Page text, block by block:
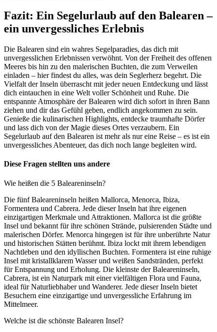
Fazit: Ein Segelurlaub auf den Balearen –
ein unvergessliches Erlebnis
Die Balearen sind ein wahres Segelparadies, das dich mit
unvergesslichen Erlebnissen verwöhnt. Von der Freiheit des offenen
Meeres bis hin zu den malerischen Buchten, die zum Verweilen
einladen – hier findest du alles, was dein Seglerherz begehrt. Die
Vielfalt der Inseln überrascht mit jeder neuen Entdeckung und lässt
dich eintauchen in eine Welt voller Schönheit und Ruhe. Die
entspannte Atmosphäre der Balearen wird dich sofort in ihren Bann
ziehen und dir das Gefühl geben, endlich angekommen zu sein.
Genieße die kulinarischen Highlights, entdecke traumhafte Dörfer
und lass dich von der Magie dieses Ortes verzaubern. Ein
Segelurlaub auf den Balearen ist mehr als nur eine Reise – es ist ein
unvergessliches Abenteuer, das dich noch lange begleiten wird.
Diese Fragen stellten uns andere
Wie heißen die 5 Baleareninseln?
Die fünf Baleareninseln heißen Mallorca, Menorca, Ibiza,
Formentera und Cabrera. Jede dieser Inseln hat ihre eigenen
einzigartigen Merkmale und Attraktionen. Mallorca ist die größte
Insel und bekannt für ihre schönen Strände, pulsierenden Städte und
malerischen Dörfer. Menorca hingegen ist für ihre unberührte Natur
und historischen Stätten berühmt. Ibiza lockt mit ihrem lebendigen
Nachtleben und den idyllischen Buchten. Formentera ist eine ruhige
Insel mit kristallklarem Wasser und weißen Sandstränden, perfekt
für Entspannung und Erholung. Die kleinste der Baleareninseln,
Cabrera, ist ein Naturpark mit einer vielfältigen Flora und Fauna,
ideal für Naturliebhaber und Wanderer. Jede dieser Inseln bietet
Besuchern eine einzigartige und unvergessliche Erfahrung im
Mittelmeer.
Welche ist die schönste Balearen Insel?